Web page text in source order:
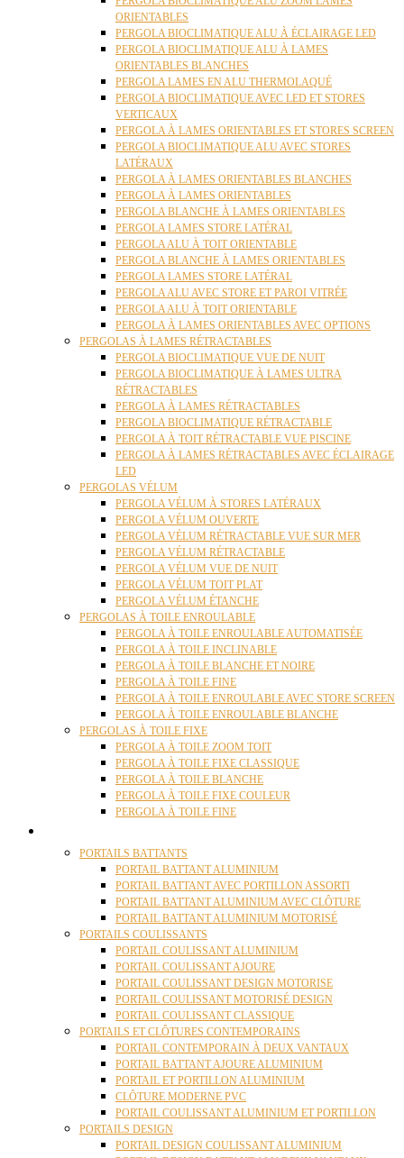
ORIENTABLES
PERGOLA BIOCLIMATIQUE ALU À ÉCLAIRAGE LED
PERGOLA BIOCLIMATIQUE ALU À LAMES
ORIENTABLES BLANCHES
PERGOLA LAMES EN ALU THERMOLAQUÉ
PERGOLA BIOCLIMATIQUE AVEC LED ET STORES
VERTICAUX
PERGOLA À LAMES ORIENTABLES ET STORES SCREEN
PERGOLA BIOCLIMATIQUE ALU AVEC STORES
LATÉRAUX
PERGOLA À LAMES ORIENTABLES BLANCHES
PERGOLA À LAMES ORIENTABLES
PERGOLA BLANCHE À LAMES ORIENTABLES
PERGOLA LAMES STORE LATÉRAL
PERGOLA ALU À TOIT ORIENTABLE
PERGOLA BLANCHE À LAMES ORIENTABLES
PERGOLA LAMES STORE LATÉRAL
PERGOLA ALU AVEC STORE ET PAROI VITRÉE
PERGOLA ALU À TOIT ORIENTABLE
PERGOLA À LAMES ORIENTABLES AVEC OPTIONS
PERGOLAS À LAMES RÉTRACTABLES
PERGOLA BIOCLIMATIQUE VUE DE NUIT
PERGOLA BIOCLIMATIQUE À LAMES ULTRA
RÉTRACTABLES
PERGOLA À LAMES RÉTRACTABLES
PERGOLA BIOCLIMATIQUE RÉTRACTABLE
PERGOLA À TOIT RÉTRACTABLE VUE PISCINE
PERGOLA À LAMES RÉTRACTABLES AVEC ÉCLAIRAGE
LED
PERGOLAS VÉLUM
PERGOLA VÉLUM À STORES LATÉRAUX
PERGOLA VÉLUM OUVERTE
PERGOLA VÉLUM RÉTRACTABLE VUE SUR MER
PERGOLA VÉLUM RÉTRACTABLE
PERGOLA VÉLUM VUE DE NUIT
PERGOLA VÉLUM TOIT PLAT
PERGOLA VÉLUM ÉTANCHE
PERGOLAS À TOILE ENROULABLE
PERGOLA À TOILE ENROULABLE AUTOMATISÉE
PERGOLA À TOILE INCLINABLE
PERGOLA À TOILE BLANCHE ET NOIRE
PERGOLA À TOILE FINE
PERGOLA À TOILE ENROULABLE AVEC STORE SCREEN
PERGOLA À TOILE ENROULABLE BLANCHE
PERGOLAS À TOILE FIXE
PERGOLA À TOILE ZOOM TOIT
PERGOLA À TOILE FIXE CLASSIQUE
PERGOLA À TOILE BLANCHE
PERGOLA À TOILE FIXE COULEUR
PERGOLA À TOILE FINE
PORTAILS BATTANTS
PORTAIL BATTANT ALUMINIUM
PORTAIL BATTANT AVEC PORTILLON ASSORTI
PORTAIL BATTANT ALUMINIUM AVEC CLÔTURE
PORTAIL BATTANT ALUMINIUM MOTORISÉ
PORTAILS COULISSANTS
PORTAIL COULISSANT ALUMINIUM
PORTAIL COULISSANT AJOURE
PORTAIL COULISSANT DESIGN MOTORISE
PORTAIL COULISSANT MOTORISÉ DESIGN
PORTAIL COULISSANT CLASSIQUE
PORTAILS ET CLÔTURES CONTEMPORAINS
PORTAIL CONTEMPORAIN À DEUX VANTAUX
PORTAIL BATTANT AJOURE ALUMINIUM
PORTAIL ET PORTILLON ALUMINIUM
CLÔTURE MODERNE PVC
PORTAIL COULISSANT ALUMINIUM ET PORTILLON
PORTAILS DESIGN
PORTAIL DESIGN COULISSANT ALUMINIUM